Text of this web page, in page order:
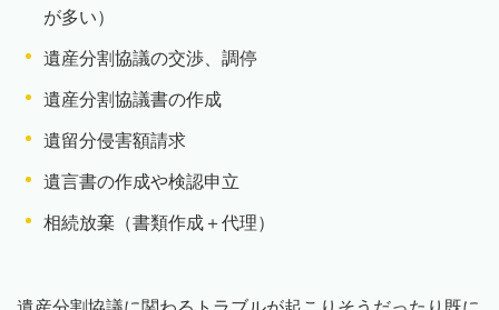
が多い）
遺産分割協議の交渉、調停
遺産分割協議書の作成
遺留分侵害額請求
遺言書の作成や検認申立
相続放棄（書類作成＋代理）